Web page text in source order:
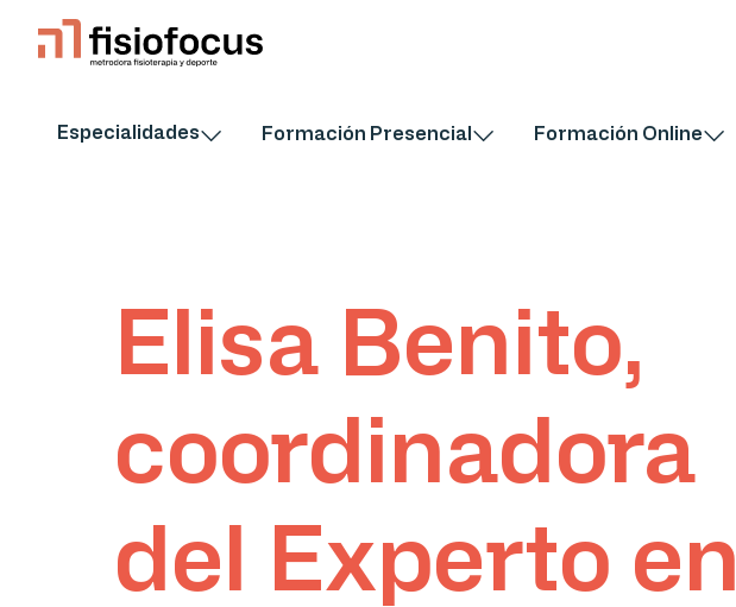
Especialidades Formación Presencial Formación Online
Elisa Benito,
coordinadora
del Experto en